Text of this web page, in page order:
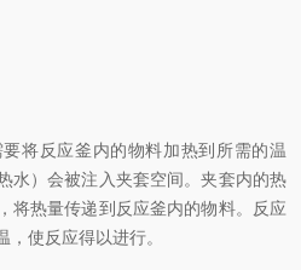
反应釜内的物料加热到所需的温
水）会被注入夹套空间。夹套内的热
将热量传递到反应釜内的物料。反应
使反应得以进行。